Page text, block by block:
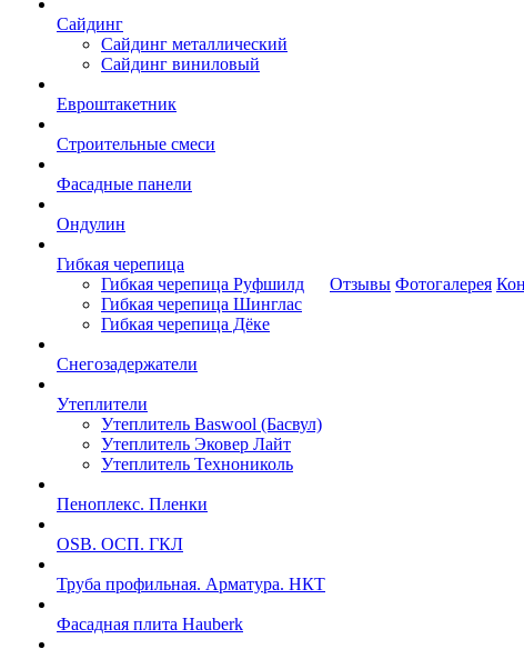
Сайдинг
Сайдинг металлический
Сайдинг виниловый
Евроштакетник
Строительные смеси
Фасадные панели
Ондулин
Гибкая черепица
Гибкая черепица Руфшилд
Гибкая черепица Шинглас
Гибкая черепица Дёке
Снегозадержатели
Утеплители
Утеплитель Baswool (Басвул)
Утеплитель Эковер Лайт
Утеплитель Технониколь
Пеноплекс. Пленки
OSB. ОСП. ГКЛ
Труба профильная. Арматура. НКТ
Фасадная плита Hauberk
Отзывы Фотогалерея